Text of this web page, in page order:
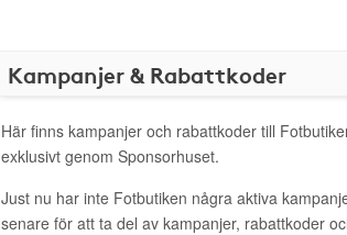
Kampanjer & Rabattkoder
Här finns kampanjer och rabattkoder till
exklusivt genom Sponsorhuset.
Just nu har inte Fotbutiken några aktiva
senare för att ta del av kampanjer, rabattkoder